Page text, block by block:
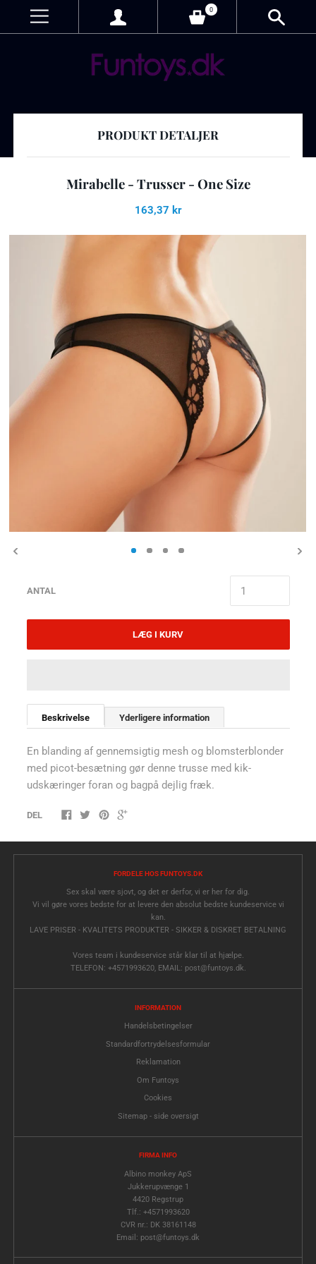
0
PRODUKT DETALJER
Mirabelle - Trusser - One Size
163,37 kr
ANTAL
LÆG I KURV
Beskrivelse Yderligere information
En blanding af gennemsigtig mesh og blomsterblonder
med picot-besætning gør denne trusse med kik-
udskæringer foran og bagpå dejlig fræk.
DEL
FORDELE HOS FUNTOYS.DK
Sex skal være sjovt, og det er derfor, vi er her for dig.
Vi vil gøre vores bedste for at levere den absolut bedste kundeservice vi
kan.
LAVE PRISER - KVALITETS PRODUKTER - SIKKER & DISKRET BETALNING
Vores team i kundeservice står klar til at hjælpe.
TELEFON: +4571993620, EMAIL: post@funtoys.dk.
INFORMATION
Handelsbetingelser
Standardfortrydelsesformular
Reklamation
Om Funtoys
Cookies
Sitemap - side oversigt
FIRMA INFO
Albino monkey ApS
Jukkerupvænge 1
4420 Regstrup
Tlf.: +4571993620
CVR nr.: DK 38161148
Email: post@funtoys.dk